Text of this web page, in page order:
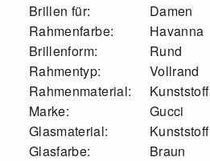
Brillen für:
Damen
Rahmenfarbe:
Havanna
Brillenform:
Rund
Rahmentyp:
Vollrand
Rahmenmaterial:
Kunststoff
Marke:
Gucci
Glasmaterial:
Kunststoff
Glasfarbe:
Braun